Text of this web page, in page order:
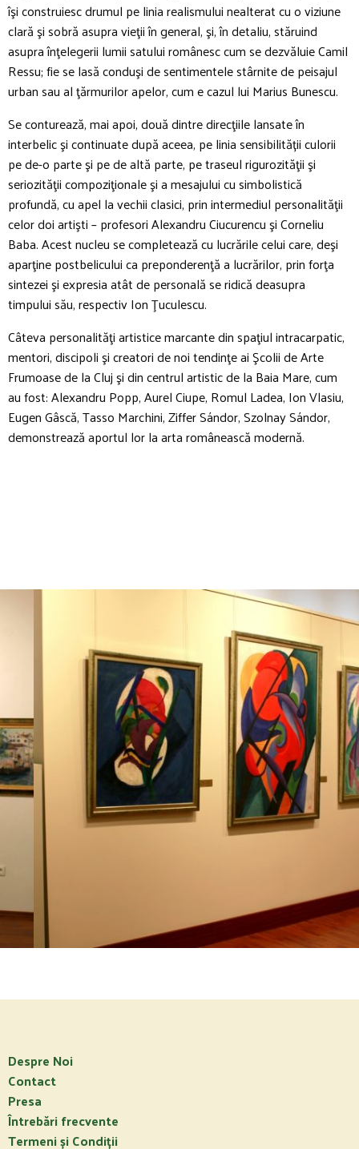
îşi construiesc drumul pe linia realismului nealterat cu o viziune
clară şi sobră asupra vieţii în general, şi, în detaliu, stăruind
asupra înţelegerii lumii satului românesc cum se dezvăluie Camil
Ressu; fie se lasă conduşi de sentimentele stârnite de peisajul
urban sau al ţărmurilor apelor, cum e cazul lui Marius Bunescu.
Se conturează, mai apoi, două dintre direcţiile lansate în
interbelic şi continuate după aceea, pe linia sensibilității culorii
pe de-o parte şi pe de altă parte, pe traseul rigurozităţii şi
seriozităţii compoziţionale şi a mesajului cu simbolistică
profundă, cu apel la vechii clasici, prin intermediul personalităţii
celor doi artişti – profesori Alexandru Ciucurencu şi Corneliu
Baba. Acest nucleu se completează cu lucrările celui care, deşi
aparţine postbelicului ca preponderenţă a lucrărilor, prin forţa
sintezei şi expresia atât de personală se ridică deasupra
timpului său, respectiv Ion Ţuculescu.
Câteva personalităţi artistice marcante din spaţiul intracarpatic,
mentori, discipoli şi creatori de noi tendinţe ai Şcolii de Arte
Frumoase de la Cluj şi din centrul artistic de la Baia Mare, cum
au fost: Alexandru Popp, Aurel Ciupe, Romul Ladea, Ion Vlasiu,
Eugen Gâscă, Tasso Marchini, Ziffer Sándor, Szolnay Sándor,
demonstrează aportul lor la arta românească modernă.
Despre Noi
Contact
Presa
Întrebări frecvente
Termeni și Condiții